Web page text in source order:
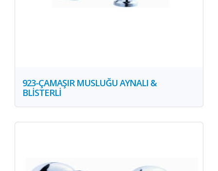
923-ÇAMAŞIR MUSLUĞU AYNALI &
BLİSTERLİ